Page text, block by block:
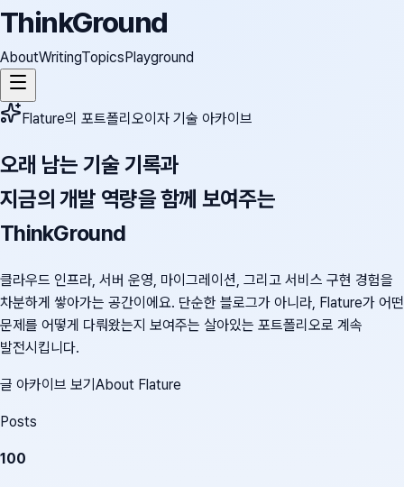
ThinkGround
AboutWritingTopicsPlayground
Flature의 포트폴리오이자 기술 아카이브
오래 남는 기술 기록과
지금의 개발 역량을 함께 보여주는
ThinkGround
클라우드 인프라, 서버 운영, 마이그레이션, 그리고 서비스 구현 경험을
차분하게 쌓아가는 공간이에요. 단순한 블로그가 아니라, Flature가 어떤
문제를 어떻게 다뤄왔는지 보여주는 살아있는 포트폴리오로 계속
발전시킵니다.
글 아카이브 보기 About Flature
Posts
100